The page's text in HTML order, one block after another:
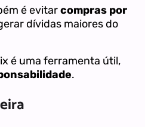
é evitarcompras por
dívidas maiores do
é uma ferramenta útil,
.